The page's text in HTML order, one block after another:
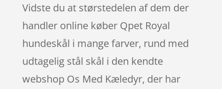
Vidste du at størstedelen af dem der
handler online køber Qpet Royal
hundeskål i mange farver, rund med
udtagelig stål skål i den kendte
webshop Os Med Kæledyr, der har